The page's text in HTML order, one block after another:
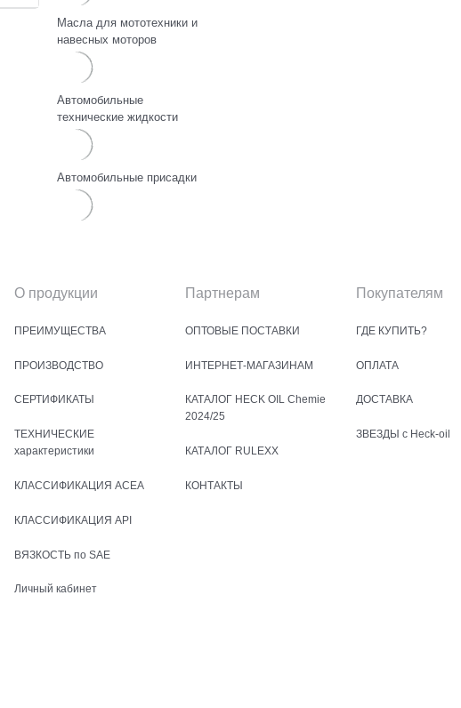
Масла для мототехники и
навесных моторов
Автомобильные
технические жидкости
Автомобильные присадки
О продукции
ПРЕИМУЩЕСТВА
ПРОИЗВОДСТВО
СЕРТИФИКАТЫ
ТЕХНИЧЕСКИЕ
характеристики
КЛАССИФИКАЦИЯ ACEA
КЛАССИФИКАЦИЯ API
ВЯЗКОСТЬ по SAE
Личный кабинет
Партнерам
ОПТОВЫЕ ПОСТАВКИ
ИНТЕРНЕТ-МАГАЗИНАМ
КАТАЛОГ HECK OIL Chemie
2024/25
КАТАЛОГ RULEXX
КОНТАКТЫ
Покупателям
ГДЕ КУПИТЬ?
ОПЛАТА
ДОСТАВКА
ЗВЕЗДЫ с Heck-oil